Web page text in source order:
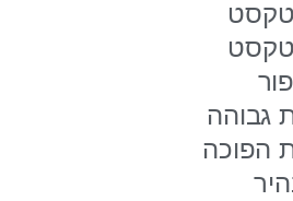
גבוהה
הפוכה